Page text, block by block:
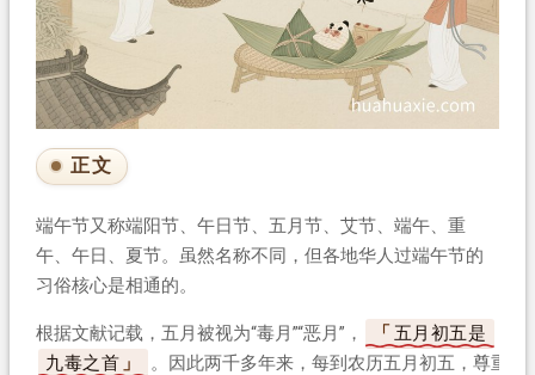
正文
端午节又称端阳节、午日节、五月节、艾节、端午、重
午、午日、夏节。虽然名称不同，但各地华人过端午节的
习俗核心是相通的。
根据文献记载，五月被视为“毒月”“恶月”，
五月初五是
九毒之首
。因此两千多年来，每到农历五月初五，尊重